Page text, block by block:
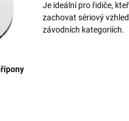
Je ideální pro řidiče,
zachovat sériový
závodních kategoriích.